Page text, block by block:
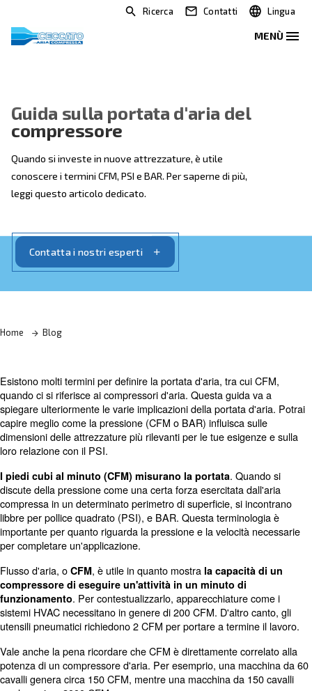
Ricerca Contatti
Guida sulla portata d'aria
compressore
Quando si investe in nuove attrezzature, è utile
leggi questo articolo dedicato.
Home Blog
Esistono molti termini per definire la portata d'aria, tra
quando ci si riferisce ai compressori d'aria. Questa
spiegare ulteriormente le varie implicazioni della
capire meglio come la pressione (CFM o BAR) influisca
dimensioni delle attrezzature più rilevanti per le tue
loro relazione con il PSI.
I piedi cubi al minuto (CFM) misurano la portata
discute della pressione come una certa forza esercitata
compressa in un determinato perimetro di superficie, si
libbre per pollice quadrato (PSI), e BAR. Questa
importante per quanto riguarda la pressione e la
per completare un'applicazione.